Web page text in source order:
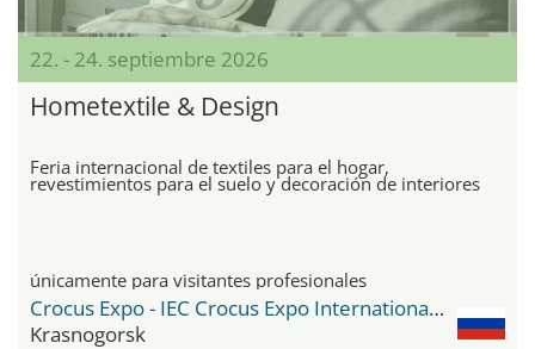
22. - 24. septiembre 2026
Hometextile & Design
Feria internacional de textiles para el hogar,
revestimientos para el suelo y decoración de interiores
únicamente para visitantes profesionales
Crocus Expo - IEC Crocus Expo International Exhibition Centre
Krasnogorsk